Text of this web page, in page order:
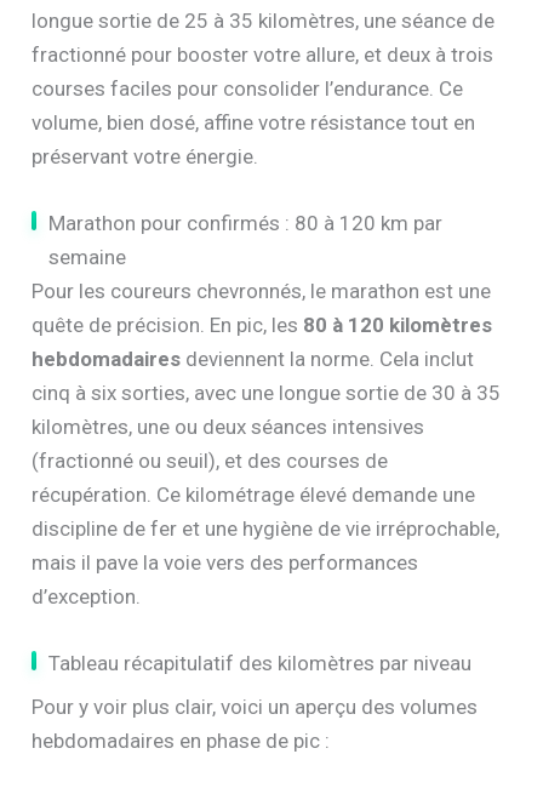
longue sortie de 25 à 35 kilomètres, une séance de
fractionné pour booster votre allure, et deux à trois
courses faciles pour consolider l’endurance. Ce
volume, bien dosé, affine votre résistance tout en
préservant votre énergie.
Marathon pour confirmés : 80 à 120 km par
semaine
Pour les coureurs chevronnés, le marathon est une
quête de précision. En pic, les 80 à 120 kilomètres
hebdomadaires deviennent la norme. Cela inclut
cinq à six sorties, avec une longue sortie de 30 à 35
kilomètres, une ou deux séances intensives
(fractionné ou seuil), et des courses de
récupération. Ce kilométrage élevé demande une
discipline de fer et une hygiène de vie irréprochable,
mais il pave la voie vers des performances
d’exception.
Tableau récapitulatif des kilomètres par niveau
Pour y voir plus clair, voici un aperçu des volumes
hebdomadaires en phase de pic :